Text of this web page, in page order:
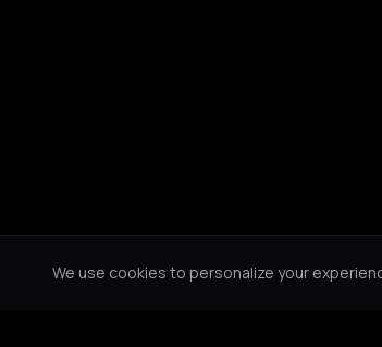
We use cookies to personalize your